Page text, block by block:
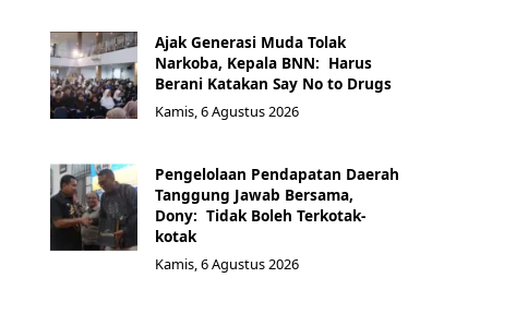
Ajak Generasi Muda Tolak
Narkoba, Kepala BNN: Harus
Berani Katakan Say No to Drugs
Kamis, 6 Agustus 2026
Pengelolaan Pendapatan Daerah
Tanggung Jawab Bersama,
Dony: Tidak Boleh Terkotak-
kotak
Kamis, 6 Agustus 2026